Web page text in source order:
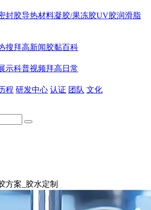
封胶导热材料凝胶/果冻胶UV胶润滑脂
搜拜高新闻胶黏百科
示科普视频拜高日常
程 研发中心 认证 团队 文化
方案_胶水定制